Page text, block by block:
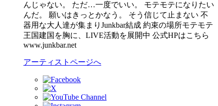
んじゃない。 ただ…一度でいい。 モテモテになりたい
んだ。 願いはきっとかなう。 そう信じて止まない 不
器用な大人達が集まりJunkbar結成 約束の場所モテモテ
王国建国を胸に、LIVE活動を展開中 公式HPはこちら
www.junkbar.net
アーティストページへ